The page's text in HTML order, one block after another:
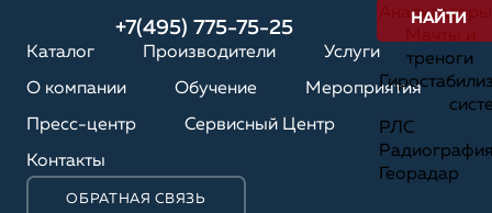
+7(495) 775-75-25
Каталог Производители Услуги
О компании Обучение Мероприятия
Пресс-центр Сервисный Центр
Контакты
ОБРАТНАЯ СВЯЗЬ
Анализаторы
треноги
РЛС
Георадар
НАЙТИ